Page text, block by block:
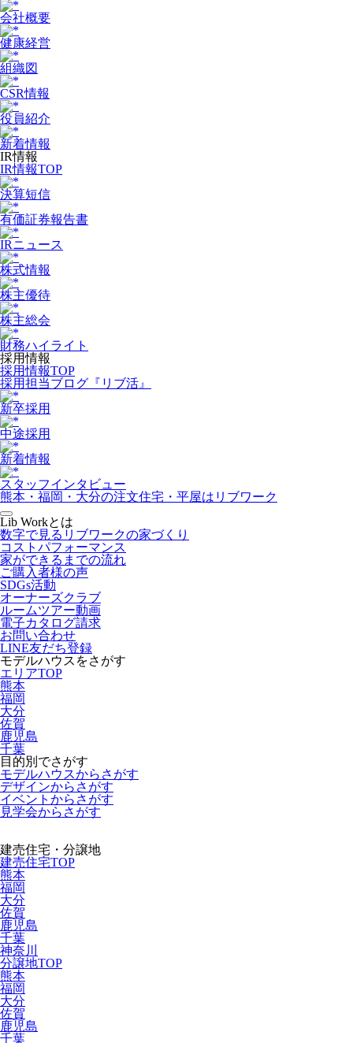
会社概要
健康経営
組織図
CSR情報
役員紹介
新着情報
IR情報
IR情報TOP
決算短信
有価証券報告書
IRニュース
株式情報
株主優待
株主総会
財務ハイライト
採用情報
採用情報TOP
採用担当ブログ『リブ活』
新卒採用
中途採用
新着情報
スタッフインタビュー
熊本・福岡・大分の注文住宅・平屋はリブワーク
Lib Workとは
数字で見るリブワークの家づくり
コストパフォーマンス
家ができるまでの流れ
ご購入者様の声
SDGs活動
オーナーズクラブ
ルームツアー動画
電子カタログ請求
お問い合わせ
LINE友だち登録
モデルハウスをさがす
エリアTOP
熊本
福岡
大分
佐賀
鹿児島
千葉
目的別でさがす
モデルハウスからさがす
デザインからさがす
イベントからさがす
見学会からさがす
建売住宅・分譲地
建売住宅TOP
熊本
福岡
大分
佐賀
鹿児島
千葉
神奈川
分譲地TOP
熊本
福岡
大分
佐賀
鹿児島
千葉